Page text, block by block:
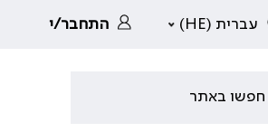
עברית (HE) התחבר/י